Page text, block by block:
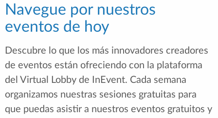
Navegue por nuestros
eventos de hoy
Descubre lo que los más innovadores creadores
de eventos están ofreciendo con la plataforma
del Virtual Lobby de InEvent. Cada semana
organizamos nuestras sesiones gratuitas para
que puedas asistir a nuestros eventos gratuitos y